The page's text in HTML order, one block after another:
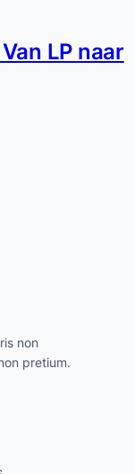
LP naar
non
pretium.